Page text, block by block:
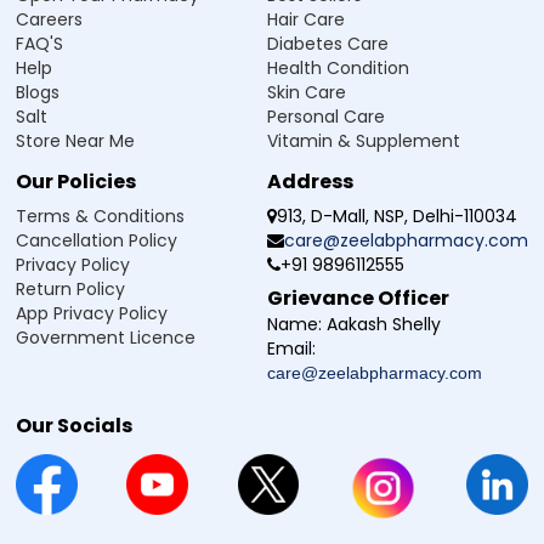
ডাক্তারের পরামর্শ ছাড়া ক্ষত খুব টাইট ব্যান্ডেজ দিয়ে ঢেকে রাখবেন না
প্রায়শই জিজ্ঞাসিত প্রশ্নাবলী
Q1. Zevodine 5% Ointment কী এবং এটি কী জন্য ব্যবহার করা হয়?
যা কাটা-ছেঁড়া ও ক্ষত স্থানে ব্যবহার করা হয়। এটি কাটা ও অন্য ধরনের ছোট আঘাত পরিষ্কার রাখতে
সাহায্য করে। এটি কাটা-ছেঁড়ার জন্য অ্যান্টিসেপটিক ওষুধ, যা ত্বকের যত্নে ব্যবহার করা যায় এবং
ইনফেকশন (infection) হওয়ার সম্ভাবনা কমাতে সাহায্য করে।
Q2. Zevodine 5% Ointment কীভাবে কাজ করে?
Q3. Povidone Iodine 5% Ointment ব্যবহার করার কী কী
Q5. Povidone Iodine 5% Ointment কি দীর্ঘ সময় ব্যবহার করা
Careers
FAQ'S
Help
Blogs
Salt
Store Near Me
Hair Care
Diabetes Care
Health Condition
Skin Care
Personal Care
Vitamin & Supplement
Our Policies
Terms & Conditions
Cancellation Policy
Privacy Policy
Return Policy
App Privacy Policy
Government Licence
Address
913, D-Mall, NSP, Delhi-110034
care@zeelabpharmacy.com
+91 9896112555
Grievance Officer
Name: Aakash Shelly
Email:
care@zeelabpharmacy.com
Our Socials